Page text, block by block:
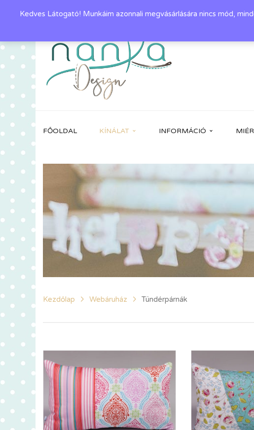
Kedves Látogató! Munkáim azonnali megvásárlására nincs mód,
FŐOLDAL KÍNÁLAT INFORMÁCIÓ
Kezdőlap Webáruház Tündérpárnák